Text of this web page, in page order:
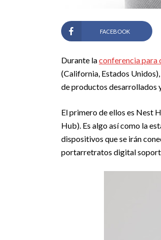
FACEBOOK
Durante laconferencia para
(California, Estados
de productos desarrollados
El primero de ellos es Nest
Hub). Es algo así como la
dispositivos que se irán
portarretratos digital